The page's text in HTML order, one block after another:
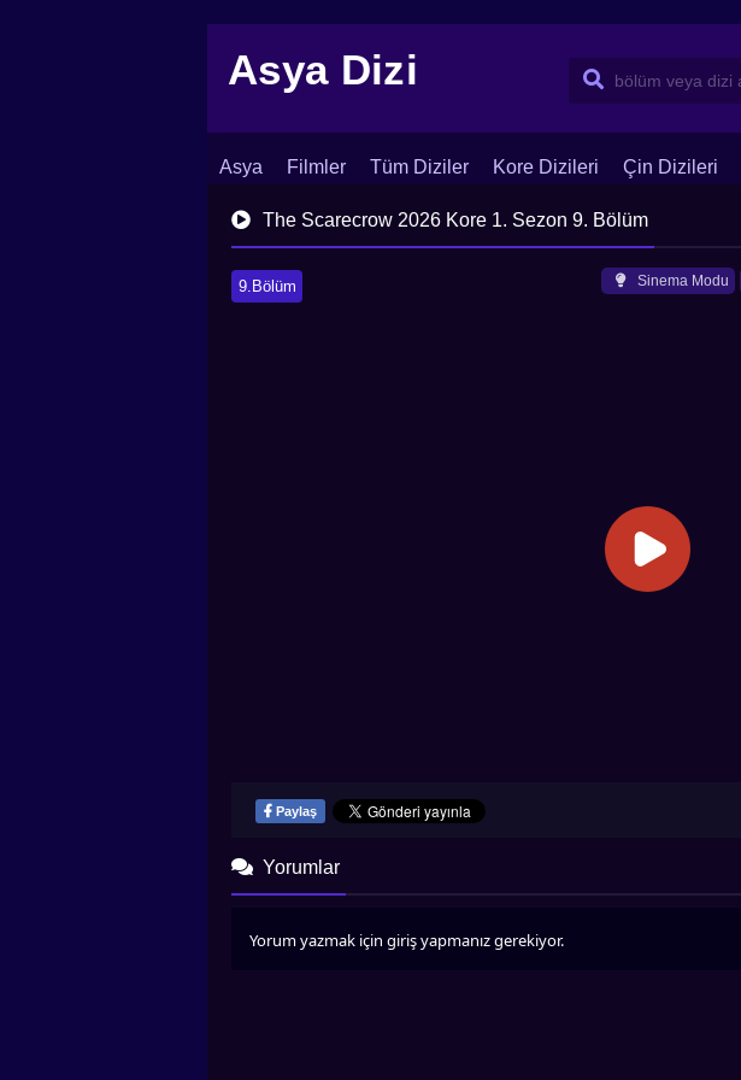
Asya Dizi
Asya Filmler Tüm Diziler Kore Dizileri Çin Dizileri
İletişim Blog Dizi Arşivi
The Scarecrow 2026 Kore 1. Sezon 9. Bölüm
9.Bölüm Sinema Modu
Paylaş
Yorumlar
Yorum yazmak için giriş yapmanız gerekiyor.